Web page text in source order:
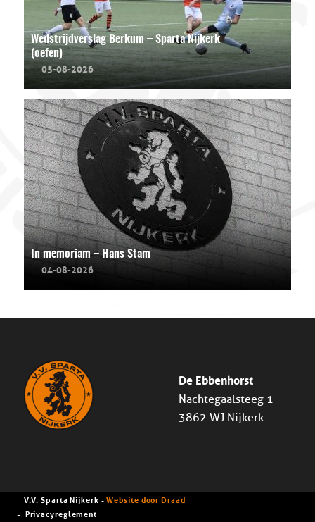
Wedstrijdverslag Berkum – Sparta Nijkerk
(oefen)
05-08-2026
In memoriam – Hans Stam
04-08-2026
De Ebbenhorst
Nachtegaalsteeg 1
3862 WJ Nijkerk
V.V. Sparta Nijkerk -Website door Draad
Privacyreglement